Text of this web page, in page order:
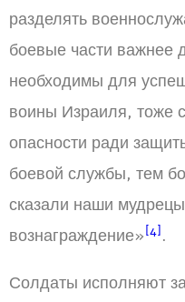
разделять
боевые части важнее
необходимы для
воины Израиля, тоже
опасности ради
боевой службы, тем
сказали наши
вознаграждение» [4] .
Солдаты исполняют